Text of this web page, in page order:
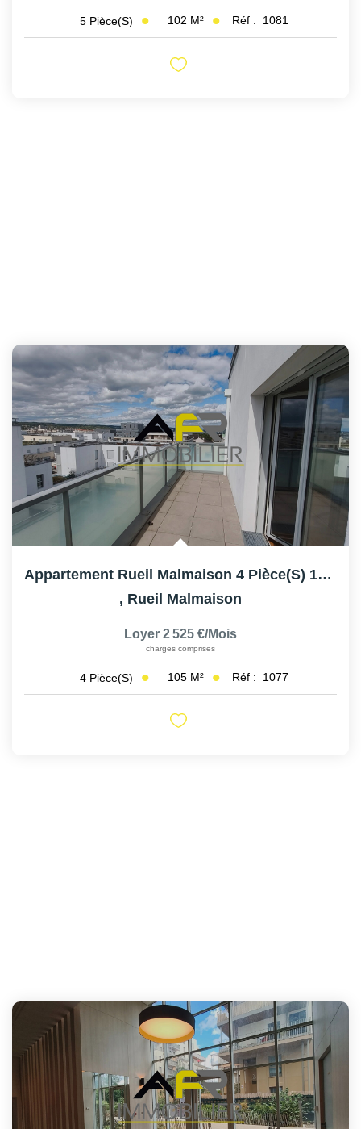
5 Pièce(s) 102 M² Réf : 1081
Appartement Rueil Malmaison 4 Pièce(s) 105 M2
, Rueil Malmaison
Loyer 2 525 €/mois
charges comprises
4 Pièce(s) 105 M² Réf : 1077